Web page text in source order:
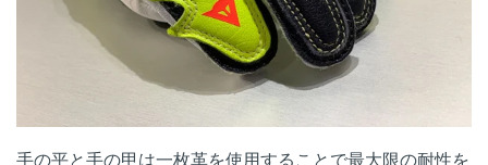
手の平と手の甲は一枚革を使用することで最大限の耐性を